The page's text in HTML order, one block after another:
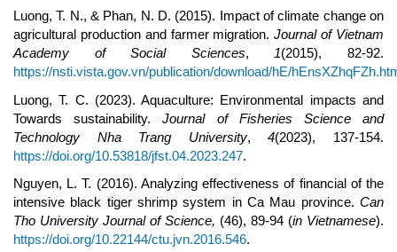
Luong, T. N., & Phan, N. D. (2015). Impact of climate change on
agricultural production and farmer migration.Journal of Vietnam
Academy of Social Sciences, 1(2015), 82-92.
https://nsti.vista.gov.vn/publication/download/hE/
Luong, T. C. (2023). Aquaculture: Environmental impacts and
Towards sustainability.Journal of Fisheries Science and
Technology Nha Trang University,4(2023), 137-154.
https://doi.org/10.53818/jfst.04.2023.247.
Nguyen, L. T. (2016). Analyzing effectiveness of financial of the
intensive black tiger shrimp system in Ca Mau province. Can
Tho University Journal of Science, (46), 89-94 (in Vietnamese).
https://doi.org/10.22144/ctu.jvn.2016.546.